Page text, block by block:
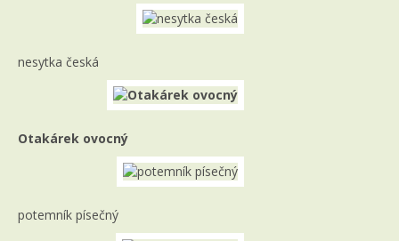
nesytka česká
Otakárek ovocný
potemník písečný